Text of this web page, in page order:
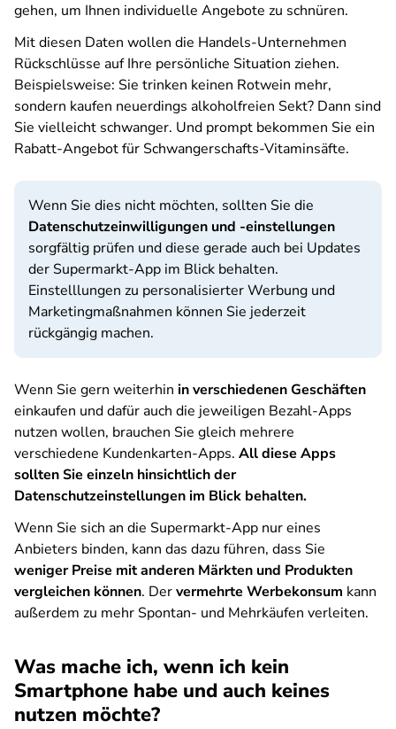
gehen, um Ihnen individuelle Angebote zu schnüren.
Mit diesen Daten wollen die Handels-Unternehmen
Rückschlüsse auf Ihre persönliche Situation ziehen.
Beispielsweise: Sie trinken keinen Rotwein mehr,
sondern kaufen neuerdings alkoholfreien Sekt? Dann sind
Sie vielleicht schwanger. Und prompt bekommen Sie ein
Rabatt-Angebot für Schwangerschafts-Vitaminsäfte.
Wenn Sie dies nicht möchten, sollten Sie die
Datenschutzeinwilligungen und -einstellungen
sorgfältig prüfen und diese gerade auch bei Updates
der Supermarkt-App im Blick behalten.
Einstelllungen zu personalisierter Werbung und
Marketingmaßnahmen können Sie jederzeit
rückgängig machen.
Wenn Sie gern weiterhin in verschiedenen Geschäften
einkaufen und dafür auch die jeweiligen Bezahl-Apps
nutzen wollen, brauchen Sie gleich mehrere
verschiedene Kundenkarten-Apps. All diese Apps
sollten Sie einzeln hinsichtlich der
Datenschutzeinstellungen im Blick behalten.
Wenn Sie sich an die Supermarkt-App nur eines
Anbieters binden, kann das dazu führen, dass Sie
weniger Preise mit anderen Märkten und Produkten
vergleichen können. Dervermehrte Werbekonsum kann
außerdem zu mehr Spontan- und Mehrkäufen verleiten.
Was mache ich, wenn ich kein
Smartphone habe und auch keines
nutzen möchte?